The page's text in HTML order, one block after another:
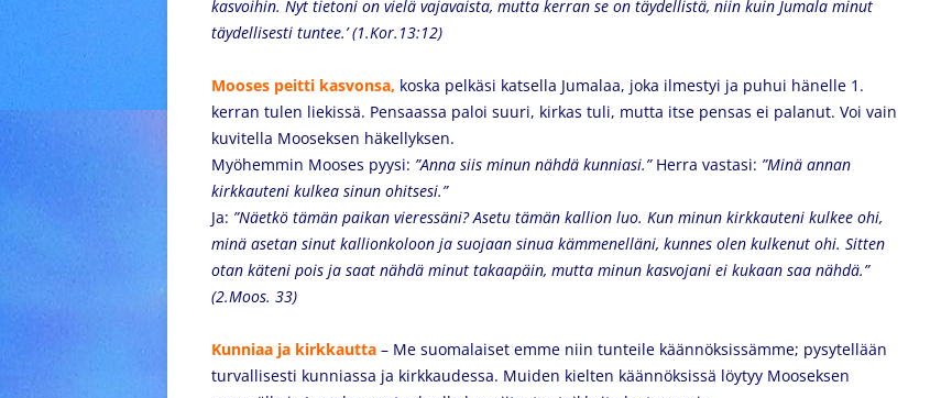
kasvoihin. Nyt tietoni on vielä vajavaista, mutta kerran se on täydellistä, niin kuin Jumala minut
täydellisesti tuntee.’ (1.Kor.13:12)
Mooses peitti kasvonsa, koska pelkäsi katsella Jumalaa, joka ilmestyi ja puhui hänelle 1.
kerran tulen liekissä. Pensaassa paloi suuri, kirkas tuli, mutta itse pensas ei palanut. Voi vain
kuvitella Mooseksen häkellyksen.
Myöhemmin Mooses pyysi: ”Anna siis minun nähdä kunniasi.”Herra vastasi: ”Minä annan
kirkkauteni kulkea sinun ohitsesi.”
Ja: ”Näetkö tämän paikan vieressäni? Asetu tämän kallion luo. Kun minun kirkkauteni kulkee ohi,
minä asetan sinut kallionkoloon ja suojaan sinua kämmenelläni, kunnes olen kulkenut ohi. Sitten
otan käteni pois ja saat nähdä minut takaapäin, mutta minun kasvojani ei kukaan saa nähdä.”
(2.Moos. 33)
Kunniaa ja kirkkautta – Me suomalaiset emme niin tunteile käännöksissämme; pysytellään
turvallisesti kunniassa ja kirkkaudessa. Muiden kielten käännöksissä löytyy Mooseksen